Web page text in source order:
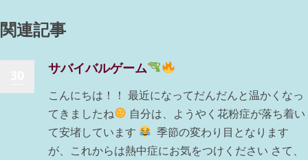
関連記事
サバイバルゲーム
こんにちは！！ 最近になってだんだんと温かくなっ
てきましたね
自分は、ようやく花粉症が落ち着い
て安堵しています
季節の変わり目となります
が、これからは熱中症にお気をつけください さて、